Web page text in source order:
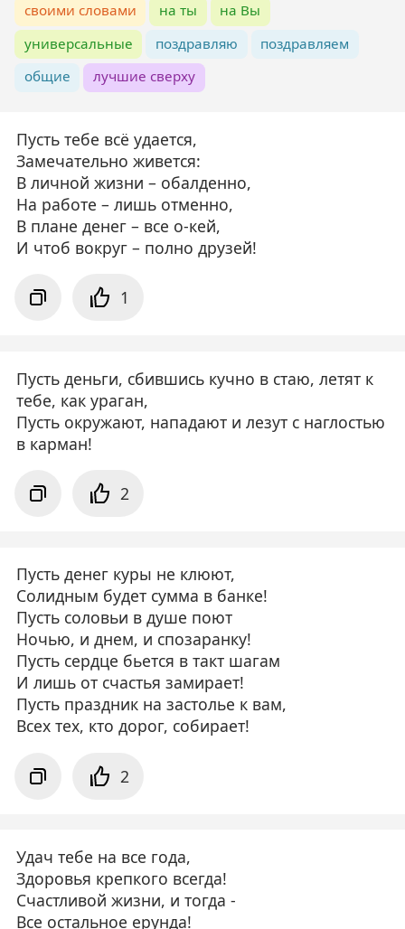
своими словами
на ты
на Вы
универсальные
поздравляю
поздравляем
общие
лучшие сверху
Пусть тебе всё удается,
Замечательно живется:
В личной жизни – обалденно,
На работе – лишь отменно,
В плане денег – все о-кей,
И чтоб вокруг – полно друзей!
1
Пусть деньги, сбившись кучно в стаю, летят к
тебе, как ураган,
Пусть окружают, нападают и лезут с наглостью
в карман!
2
Пусть денег куры не клюют,
Солидным будет сумма в банке!
Пусть соловьи в душе поют
Ночью, и днем, и спозаранку!
Пусть сердце бьется в такт шагам
И лишь от счастья замирает!
Пусть праздник на застолье к вам,
Всех тех, кто дорог, собирает!
2
Удач тебе на все года,
Здоровья крепкого всегда!
Счастливой жизни, и тогда -
Все остальное ерунда!